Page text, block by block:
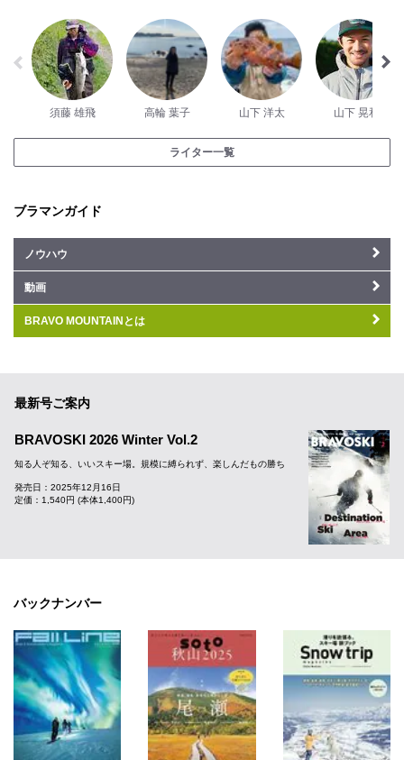
須藤 雄飛 高輪 葉子 山下 洋太 山下 晃和
ライター一覧
ブラマンガイド
ノウハウ
動画
BRAVO MOUNTAINとは
最新号ご案内
BRAVOSKI 2026 Winter Vol.2
知る人ぞ知る、いいスキー場。規模に縛られず、楽しんだもの勝ち
発売日：2025年12月16日
定価：1,540円 (本体1,400円)
バックナンバー